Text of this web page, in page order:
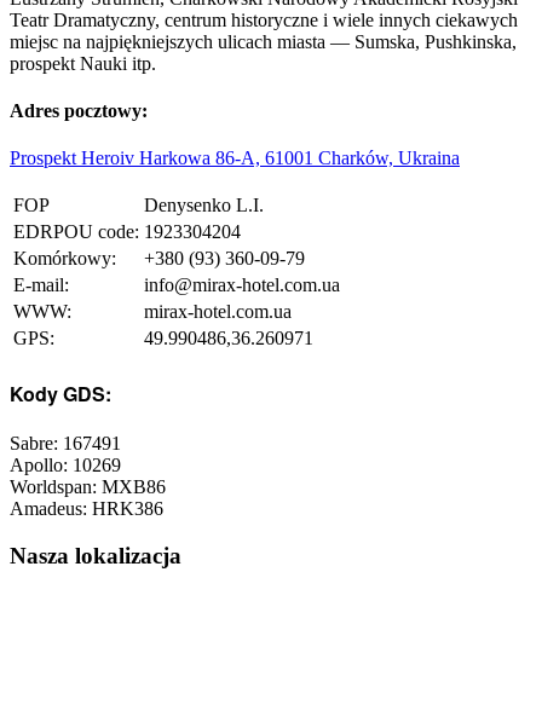
Teatr Dramatyczny, centrum historyczne i wiele innych ciekawych
miejsc na najpiękniejszych ulicach miasta — Sumska, Pushkinska,
prospekt Nauki itp.
Adres pocztowy:
Prospekt Heroiv Harkowa 86-A, 61001 Charków, Ukraina
FOP
Denysenko L.I.
EDRPOU code: 1923304204
Komórkowy:
+380 (93) 360-09-79
E-mail:
info@mirax-hotel.com.ua
WWW:
mirax-hotel.com.ua
GPS:
49.990486,36.260971
Kody GDS:
Sabre: 167491
Apollo: 10269
Worldspan: MXB86
Amadeus: HRK386
Nasza lokalizacja